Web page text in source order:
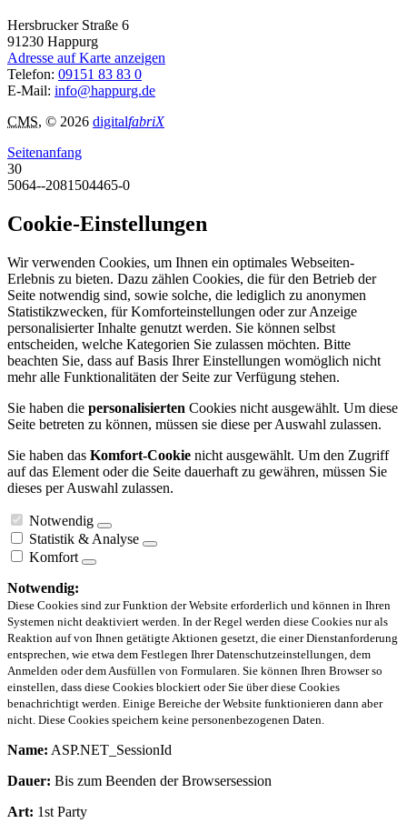
Hersbrucker Straße 6
91230 Happurg
Adresse auf Karte anzeigen
Telefon: 09151 83 83 0
E-Mail: info@happurg.de
CMS, © 2026 digitalfabriX
Seitenanfang
30
5064--2081504465-0
Cookie-Einstellungen
Wir verwenden Cookies, um Ihnen ein optimales Webseiten-
Erlebnis zu bieten. Dazu zählen Cookies, die für den Betrieb der
Seite notwendig sind, sowie solche, die lediglich zu anonymen
Statistikzwecken, für Komforteinstellungen oder zur Anzeige
personalisierter Inhalte genutzt werden. Sie können selbst
entscheiden, welche Kategorien Sie zulassen möchten. Bitte
beachten Sie, dass auf Basis Ihrer Einstellungen womöglich nicht
mehr alle Funktionalitäten der Seite zur Verfügung stehen.
Sie haben die personalisierten Cookies nicht ausgewählt. Um diese
Seite betreten zu können, müssen sie diese per Auswahl zulassen.
Sie haben das Komfort-Cookie nicht ausgewählt. Um den Zugriff
auf das Element oder die Seite dauerhaft zu gewähren, müssen Sie
dieses per Auswahl zulassen.
Notwendig
Statistik & Analyse
Komfort
Notwendig:
Diese Cookies sind zur Funktion der Website erforderlich und können in Ihren
Systemen nicht deaktiviert werden. In der Regel werden diese Cookies nur als
Reaktion auf von Ihnen getätigte Aktionen gesetzt, die einer Dienstanforderung
entsprechen, wie etwa dem Festlegen Ihrer Datenschutzeinstellungen, dem
Anmelden oder dem Ausfüllen von Formularen. Sie können Ihren Browser so
einstellen, dass diese Cookies blockiert oder Sie über diese Cookies
benachrichtigt werden. Einige Bereiche der Website funktionieren dann aber
nicht. Diese Cookies speichern keine personenbezogenen Daten.
Name: ASP.NET_SessionId
Dauer: Bis zum Beenden der Browsersession
Art: 1st Party